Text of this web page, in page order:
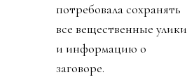
потребовала сохранять
все вещественные улики
и информацию о
заговоре.